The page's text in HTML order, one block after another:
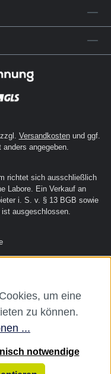
Versandkostenund ggf.
anders angegeben.
richtet sich ausschließlich
Labore. Ein Verkauf an
i. S. v. § 13 BGB sowie
ist ausgeschlossen.
um eine
zu können.
...
notwendige